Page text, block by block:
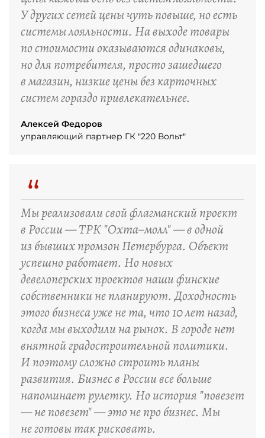
У других сетей цены чуть повыше, но есть
системы лояльности. На выходе товары
по стоимости оказываются одинаковы,
но для потребителя, просто зашедшего
в магазин, низкие цены без карточных
систем гораздо привлекательнее.
Алексей Федоров
управляющий партнер ГК "220 Вольт"
“
Мы реализовали свой флагманский проект
в России — ТРК "Охта–молл" — в одной
из бывших промзон Петербурга. Объект
успешно работает. Но новых
девелоперских проектов наши финские
собственники не планируют. Доходность
этого бизнеса уже не та, что 10 лет назад,
когда мы выходили на рынок. В городе нет
внятной градостроительной политики.
И поэтому сложно строить планы
развития. Бизнес в России все больше
напоминает рулетку. Но история "повезет
— не повезет" — это не про бизнес. Мы
не готовы так рисковать.